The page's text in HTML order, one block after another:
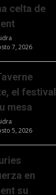
celta de
7, 2026
el festival
mesa
5, 2026
en
su